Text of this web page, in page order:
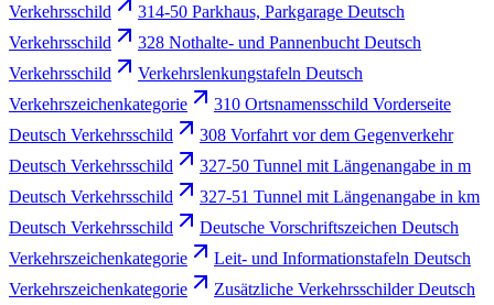
Verkehrsschild
314-50 Parkhaus, Parkgarage Deutsch
Verkehrsschild
328 Nothalte- und Pannenbucht Deutsch
Verkehrsschild
Verkehrslenkungstafeln Deutsch
Verkehrszeichenkategorie
310 Ortsnamensschild Vorderseite
Deutsch Verkehrsschild
308 Vorfahrt vor dem Gegenverkehr
Deutsch Verkehrsschild
327-50 Tunnel mit Längenangabe in m
Deutsch Verkehrsschild
327-51 Tunnel mit Längenangabe in km
Deutsch Verkehrsschild
Deutsche Vorschriftszeichen Deutsch
Verkehrszeichenkategorie
Leit- und Informationstafeln Deutsch
Verkehrszeichenkategorie
Zusätzliche Verkehrsschilder Deutsch